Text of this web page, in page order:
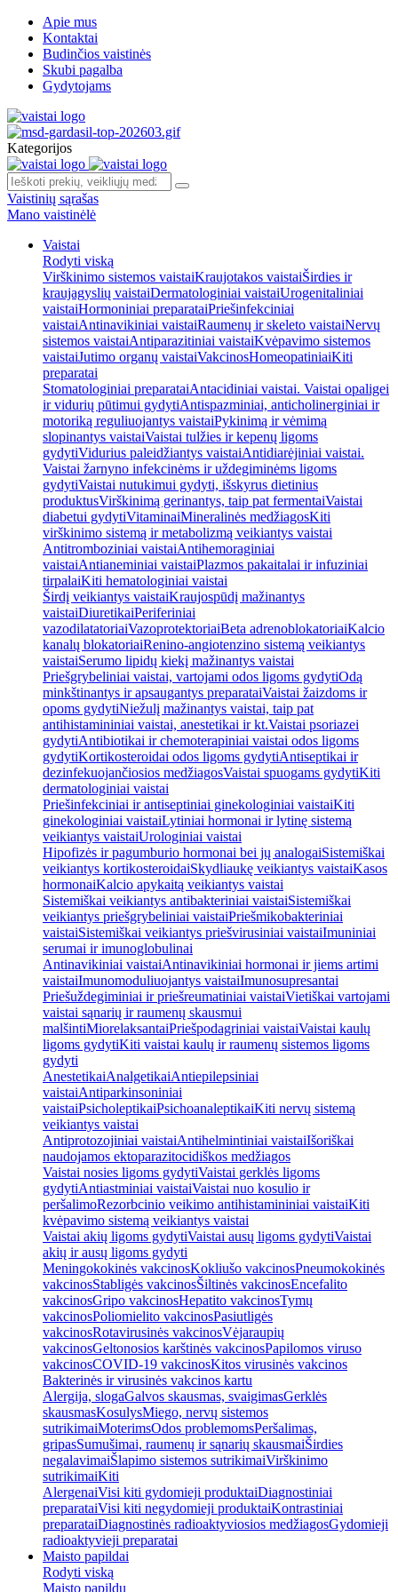
Apie mus
Kontaktai
Budinčios vaistinės
Skubi pagalba
Gydytojams
Kategorijos
Vaistinių sąrašas
Mano vaistinėlė
Vaistai
Rodyti viską
Virškinimo sistemos vaistaiKraujotakos vaistaiŠirdies ir
kraujagyslių vaistaiDermatologiniai vaistaiUrogenitaliniai
vaistaiHormoniniai preparataiPriešinfekciniai
vaistaiAntinavikiniai vaistaiRaumenų ir skeleto vaistaiNervų
sistemos vaistaiAntiparazitiniai vaistaiKvėpavimo sistemos
vaistaiJutimo organų vaistaiVakcinosHomeopatiniaiKiti
preparatai
Stomatologiniai preparataiAntacidiniai vaistai. Vaistai opaligei
ir vidurių pūtimui gydytiAntispazminiai, anticholinerginiai ir
motoriką reguliuojantys vaistaiPykinimą ir vėmimą
slopinantys vaistaiVaistai tulžies ir kepenų ligoms
gydytiVidurius paleidžiantys vaistaiAntidiarėjiniai vaistai.
Vaistai žarnyno infekcinėms ir uždegiminėms ligoms
gydytiVaistai nutukimui gydyti, išskyrus dietinius
produktusVirškinimą gerinantys, taip pat fermentaiVaistai
diabetui gydytiVitaminaiMineralinės medžiagosKiti
virškinimo sistemą ir metabolizmą veikiantys vaistai
Antitromboziniai vaistaiAntihemoraginiai
vaistaiAntianeminiai vaistaiPlazmos pakaitalai ir infuziniai
tirpalaiKiti hematologiniai vaistai
Širdį veikiantys vaistaiKraujospūdį mažinantys
vaistaiDiuretikaiPeriferiniai
vazodilatatoriaiVazoprotektoriaiBeta adrenoblokatoriaiKalcio
kanalų blokatoriaiRenino-angiotenzino sistemą veikiantys
vaistaiSerumo lipidų kiekį mažinantys vaistai
Priešgrybeliniai vaistai, vartojami odos ligoms gydytiOdą
minkštinantys ir apsaugantys preparataiVaistai žaizdoms ir
opoms gydytiNiežulį mažinantys vaistai, taip pat
antihistamininiai vaistai, anestetikai ir kt.Vaistai psoriazei
gydytiAntibiotikai ir chemoterapiniai vaistai odos ligoms
gydytiKortikosteroidai odos ligoms gydytiAntiseptikai ir
dezinfekuojančiosios medžiagosVaistai spuogams gydytiKiti
dermatologiniai vaistai
Priešinfekciniai ir antiseptiniai ginekologiniai vaistaiKiti
ginekologiniai vaistaiLytiniai hormonai ir lytinę sistemą
veikiantys vaistaiUrologiniai vaistai
Hipofizės ir pagumburio hormonai bei jų analogaiSistemiškai
veikiantys kortikosteroidaiSkydliaukę veikiantys vaistaiKasos
hormonaiKalcio apykaitą veikiantys vaistai
Sistemiškai veikiantys antibakteriniai vaistaiSistemiškai
veikiantys priešgrybeliniai vaistaiPriešmikobakteriniai
vaistaiSistemiškai veikiantys priešvirusiniai vaistaiImuniniai
serumai ir imunoglobulinai
Antinavikiniai vaistaiAntinavikiniai hormonai ir jiems artimi
vaistaiImunomoduliuojantys vaistaiImunosupresantai
Priešuždegiminiai ir priešreumatiniai vaistaiVietiškai vartojami
vaistai sąnarių ir raumenų skausmui
malšintiMiorelaksantaiPriešpodagriniai vaistaiVaistai kaulų
ligoms gydytiKiti vaistai kaulų ir raumenų sistemos ligoms
gydyti
AnestetikaiAnalgetikaiAntiepilepsiniai
vaistaiAntiparkinsoniniai
vaistaiPsicholeptikaiPsichoanaleptikaiKiti nervų sistemą
veikiantys vaistai
Antiprotozojiniai vaistaiAntihelmintiniai vaistaiIšoriškai
naudojamos ektoparazitocidiškos medžiagos
Vaistai nosies ligoms gydytiVaistai gerklės ligoms
gydytiAntiastminiai vaistaiVaistai nuo kosulio ir
peršalimoRezorbcinio veikimo antihistamininiai vaistaiKiti
kvėpavimo sistemą veikiantys vaistai
Vaistai akių ligoms gydytiVaistai ausų ligoms gydytiVaistai
akių ir ausų ligoms gydyti
Meningokokinės vakcinosKokliušo vakcinosPneumokokinės
vakcinosStabligės vakcinosŠiltinės vakcinosEncefalito
vakcinosGripo vakcinosHepatito vakcinosTymų
vakcinosPoliomielito vakcinosPasiutligės
vakcinosRotavirusinės vakcinosVėjaraupių
vakcinosGeltonosios karštinės vakcinosPapilomos viruso
vakcinosCOVID-19 vakcinosKitos virusinės vakcinos
Bakterinės ir virusinės vakcinos kartu
Alergija, slogaGalvos skausmas, svaigimasGerklės
skausmasKosulysMiego, nervų sistemos
sutrikimaiMoterimsOdos problemomsPeršalimas,
gripasSumušimai, raumenų ir sąnarių skausmaiŠirdies
negalavimaiŠlapimo sistemos sutrikimaiVirškinimo
sutrikimaiKiti
AlergenaiVisi kiti gydomieji produktaiDiagnostiniai
preparataiVisi kiti negydomieji produktaiKontrastiniai
preparataiDiagnostinės radioaktyviosios medžiagosGydomieji
radioaktyvieji preparatai
Maisto papildai
Rodyti viską
Maisto papildų